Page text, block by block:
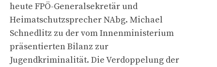
heute FPÖ-Generalsekretär und
Heimatschutzsprecher NAbg. Michael
Schnedlitz zu der vom Innenministerium
präsentierten Bilanz zur
Jugendkriminalität. Die Verdoppelung der